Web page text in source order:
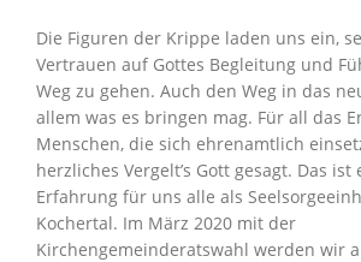
Die Figuren der Krippe laden uns ein,
Vertrauen auf Gottes Begleitung und
Weg zu gehen. Auch den Weg in das
allem was es bringen mag. Für all das
Menschen, die sich ehrenamtlich
herzliches Vergelt’s Gott gesagt. Das
Erfahrung für uns alle als
Kochertal. Im März 2020 mit der
Kirchengemeinderatswahl werden wir